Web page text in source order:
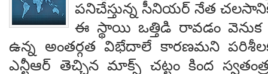
పనిచేస్తున్న సీనియర్ నేత
ఈ స్థాయి ఒత్తిడి రావడం వెనుక
ఉన్న అంతర్గత విభేదాలే కారణమని
ఎన్టీఆర్ తెచ్చిన మాక్స్ చట్టం కింద